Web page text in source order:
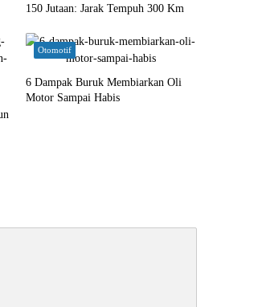
150 Jutaan: Jarak Tempuh 300 Km
Otomotif
6 Dampak Buruk Membiarkan Oli
Motor Sampai Habis